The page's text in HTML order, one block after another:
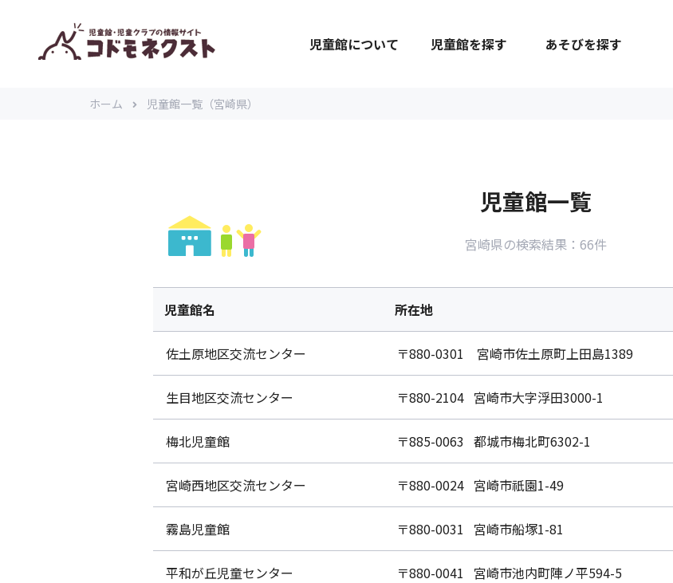
児童館について 児童館を探す あそびを探す
ホーム 児童館一覧（宮崎県）
児童館一覧
宮崎県の検索結果：66件
児童館名 所在地
佐土原地区交流センター 〒880-0301 宮崎市佐土原町上田島1389
生目地区交流センター 〒880-2104 宮崎市大字浮田3000-1
梅北児童館 〒885-0063 都城市梅北町6302-1
宮崎西地区交流センター 〒880-0024 宮崎市祇園1-49
霧島児童館 〒880-0031 宮崎市船塚1-81
平和が丘児童センター 〒880-0041 宮崎市池内町陣ノ平594-5